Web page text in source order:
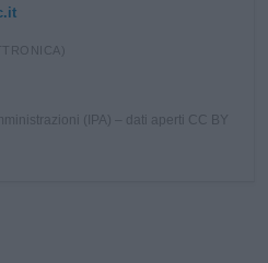
(IPA) – dati aperti CC BY